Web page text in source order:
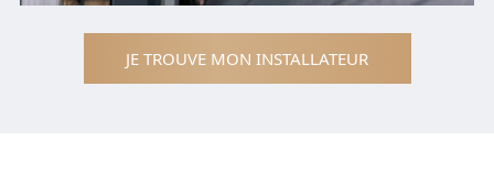
JE TROUVE MON INSTALLATEUR